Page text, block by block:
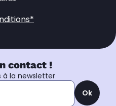
contact !
à la newsletter
Ok